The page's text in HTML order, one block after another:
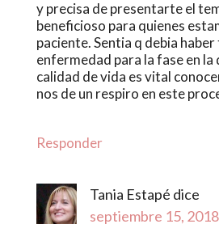
y precisa de presentarte el
beneficioso para quienes
paciente. Sentia q debia
enfermedad para la fase en la
calidad de vida es vital
nos de un respiro en este
Responder
Tania Estapé dice
septiembre 15,